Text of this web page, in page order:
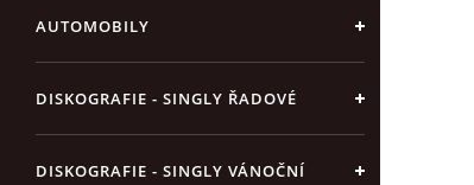
AUTOMOBILY
DISKOGRAFIE - SINGLY ŘADOVÉ
DISKOGRAFIE - SINGLY VÁNOČNÍ